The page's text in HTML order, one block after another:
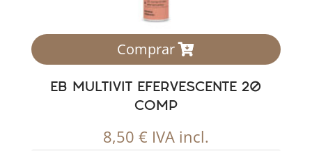
Comprar
EB MULTIVIT EFERVESCENTE 20
COMP
8,50 € IVA incl.